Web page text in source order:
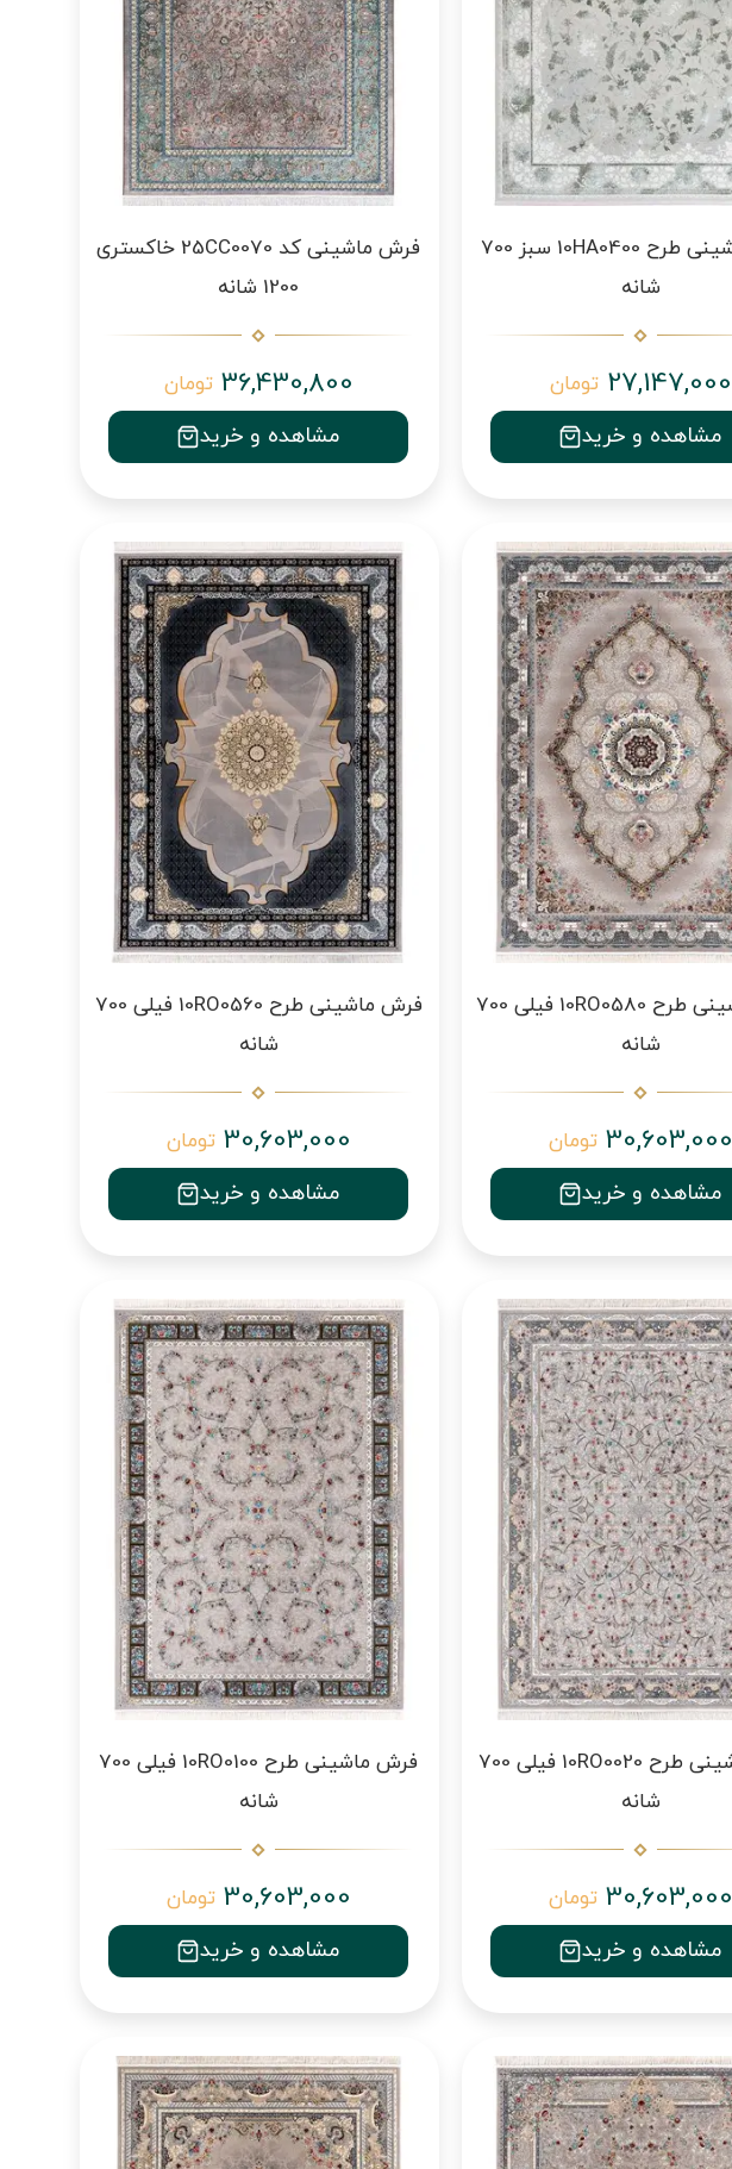
فرش ماشینی طرح 10HA0400 سبز 700
شانه
27,147,000 تومان
مشاهده و خرید
فرش ماشینی کد 25CC0070 خاکستری
1200 شانه
36,430,800 تومان
مشاهده و خرید
فرش ماشینی طرح 10RO0580 فیلی 700
شانه
30,603,000 تومان
مشاهده و خرید
فرش ماشینی طرح 10RO0560 فیلی 700
شانه
30,603,000 تومان
مشاهده و خرید
فرش ماشینی طرح 10RO0020 فیلی 700
شانه
30,603,000 تومان
مشاهده و خرید
فرش ماشینی طرح 10RO0100 فیلی 700
شانه
30,603,000 تومان
مشاهده و خرید